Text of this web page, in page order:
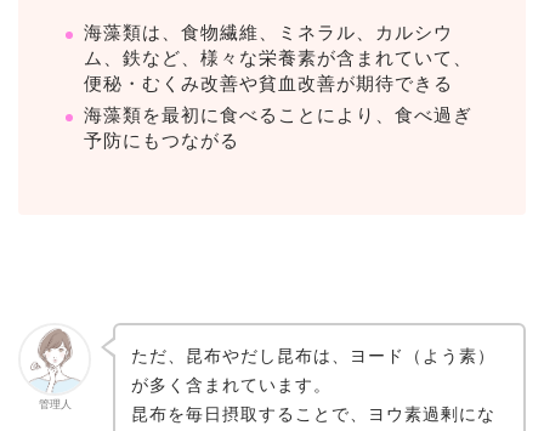
海藻類は、食物繊維、ミネラル、カルシウ
ム、鉄など、様々な栄養素が含まれていて、
便秘・むくみ改善や貧血改善が期待できる
海藻類を最初に食べることにより、食べ過ぎ
予防にもつながる
管理人
ただ、昆布やだし昆布は、ヨード（よう素）
が多く含まれています。
昆布を毎日摂取することで、ヨウ素過剰にな